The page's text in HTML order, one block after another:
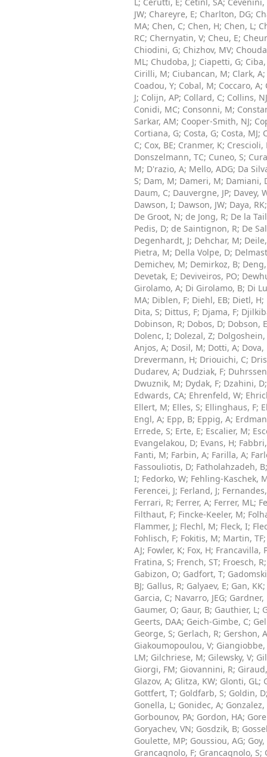
JW; Chareyre, E; Charlton, DG;
MA; Chen, C; Chen, H; Chen, L;
RC; Chernyatin, V; Cheu, E;
Chiodini, G; Chizhov, MV;
ML; Chudoba, J; Ciapetti, G;
Cirilli, M; Ciubancan, M; Clark, A;
Coadou, Y; Cobal, M; Coccaro, A;
J; Colijn, AP; Collard, C; Collins, NJ
Conidi, MC; Consonni, M;
Sarkar, AM; Cooper-Smith, NJ;
Cortiana, G; Costa, G; Costa, MJ;
C; Cox, BE; Cranmer, K; Crescioli,
Donszelmann, TC; Cuneo, S;
M; D'razio, A; Mello, ADG; Da
S; Dam, M; Dameri, M; Damiani,
Daum, C; Dauvergne, JP; Davey,
Dawson, I; Dawson, JW; Daya, RK
De Groot, N; de Jong, R; De la
Pedis, D; de Saintignon, R; De
Degenhardt, J; Dehchar, M;
Pietra, M; Della Volpe, D;
Demichev, M; Demirkoz, B; Deng,
Devetak, E; Deviveiros, PO;
Girolamo, A; Di Girolamo, B; Di
MA; Diblen, F; Diehl, EB; Dietl, H;
Dita, S; Dittus, F; Djama, F;
Dobinson, R; Dobos, D; Dobson, E
Dolenc, I; Dolezal, Z; Dolgoshein,
Anjos, A; Dosil, M; Dotti, A; Dova,
Drevermann, H; Driouichi, C;
Dudarev, A; Dudziak, F;
Dwuznik, M; Dydak, F; Dzahini, D
Edwards, CA; Ehrenfeld, W;
Ellert, M; Elles, S; Ellinghaus, F;
Engl, A; Epp, B; Eppig, A;
Errede, S; Erte, E; Escalier, M;
Evangelakou, D; Evans, H;
Fanti, M; Farbin, A; Farilla, A;
Fassouliotis, D; Fatholahzadeh, B
I; Fedorko, W; Fehling-Kaschek,
Ferencei, J; Ferland, J;
Ferrari, R; Ferrer, A; Ferrer, ML;
Filthaut, F; Fincke-Keeler, M;
Flammer, J; Flechl, M; Fleck, I;
Fohlisch, F; Fokitis, M; Martin, TF
AJ; Fowler, K; Fox, H; Francavilla,
Fratina, S; French, ST; Froesch, R
Gabizon, O; Gadfort, T;
BJ; Gallus, R; Galyaev, E; Gan, KK;
Garcia, C; Navarro, JEG; Gardner,
Gaumer, O; Gaur, B; Gauthier, L;
Geerts, DAA; Geich-Gimbe, C;
George, S; Gerlach, R; Gershon, A
Giakoumopoulou, V; Giangiobbe,
LM; Gilchriese, M; Gilewsky, V;
Giorgi, FM; Giovannini, R;
Glazov, A; Glitza, KW; Glonti, GL;
Gottfert, T; Goldfarb, S; Goldin, D
Gonella, L; Gonidec, A; Gonzalez,
Gorbounov, PA; Gordon, HA;
Goryachev, VN; Gosdzik, B;
Goulette, MP; Goussiou, AG; Goy,
Grancagnolo, F; Grancagnolo, S;